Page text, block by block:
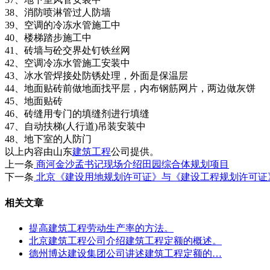
38、消防喷淋管过人防墙
39、空调的冷冻水管施工中
40、楼梯踏步施工中
41、砖墙与砼交界处钉铁丝网
42、空调冷冻水管施工安装中
43、冰水管焊接处防锈处理，外面是保温层
44、地面贴砖前做地面找平层，内布钢筋网片，两边做灰饼
45、地面贴砖
46、砖缝用专门的填缝剂进行填缝
47、自动扶梯(人行道)吊装安装中
48、地下室的人防门
以上内容由山东建筑工程公司提供。
上一条 商河金沙孟书记现场介绍田园综合体规划项目
下一条 北京《建设用地规划许可证》与《建设工程规划许可证
相关文章
提高建筑工程劳动生产率的方法。
北京建筑工程公司介绍建筑工程定额的概述。
德州博达建设集团公司讲述建筑工程定额的…